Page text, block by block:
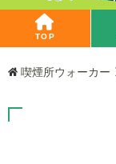
TOP
喫煙所ウォーカー